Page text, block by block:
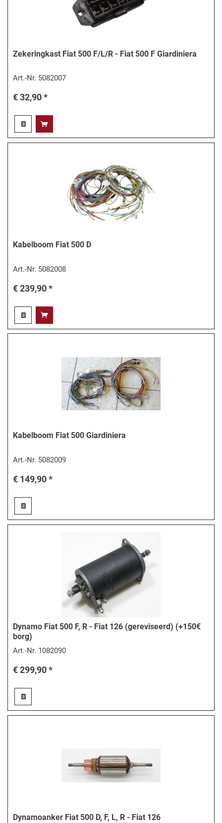
Zekeringkast Fiat 500 F/L/R - Fiat 500 F Giardiniera
Art.-Nr. 5082007
€ 32,90 *
Kabelboom Fiat 500 D
Art.-Nr. 5082008
€ 239,90 *
Kabelboom Fiat 500 Giardiniera
Art.-Nr. 5082009
€ 149,90 *
Dynamo Fiat 500 F, R - Fiat 126 (gereviseerd) (+150€
borg)
Art.-Nr. 1082090
€ 299,90 *
Dynamoanker Fiat 500 D, F, L, R - Fiat 126